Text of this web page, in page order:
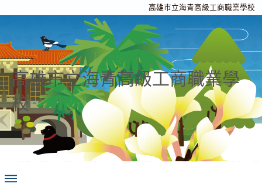
高雄市立海青高級工商職業學校
高雄市立海青高級工商職業學
校